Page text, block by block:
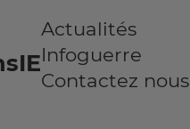
Actualités
Infoguerre
Contactez nous